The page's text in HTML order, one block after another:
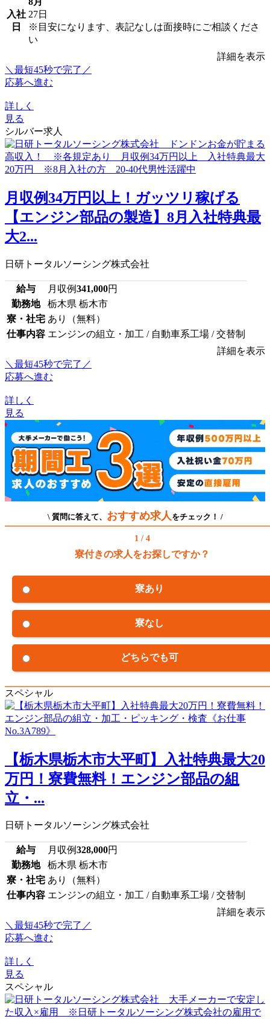
入社
日
27日
※目安になります、表記なしは面接時にご相談くださ
い
詳細を表示
＼最短45秒で完了／
応募へ進む
詳しく
見る
シルバー求人
月収例34万円以上！ガッツリ稼げる
【エンジン部品の製造】8月入社特典最
大2...
日研トータルソーシング株式会社
給与 月収例341,000円
勤務地
栃木県 栃木市
寮・社宅 あり（無料）
仕事内容 エンジンの組立・加工 / 自動車系工場 / 交替制
詳細を表示
＼最短45秒で完了／
応募へ進む
詳しく
見る
\ 質問に答えて、 おすすめ求人 をチェック！ /
1 / 4
寮付きの求人をお探しですか？
寮あり
寮なし
どちらでも可
スペシャル
【栃木県栃木市大平町】入社特典最大20
万円！寮費無料！エンジン部品の組
立・...
日研トータルソーシング株式会社
給与 月収例328,000円
勤務地
栃木県 栃木市
寮・社宅 あり（無料）
仕事内容 エンジンの組立・加工 / 自動車系工場 / 交替制
詳細を表示
＼最短45秒で完了／
応募へ進む
詳しく
見る
スペシャル